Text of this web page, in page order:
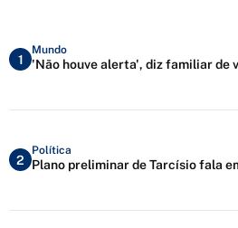
1
Mundo
'Não houve alerta', diz familiar de
2
Política
Plano preliminar de Tarcísio fala